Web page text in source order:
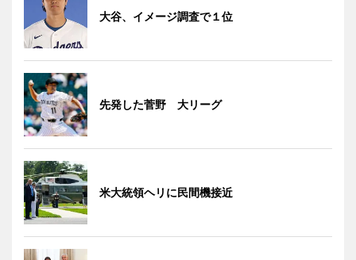
大谷、イメージ調査で１位
先発した菅野 大リーグ
米大統領ヘリに民間機接近